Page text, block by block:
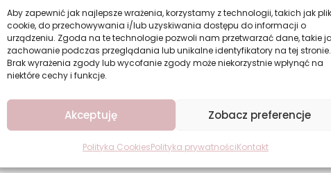
Aby zapewnić jak najlepsze wrażenia, korzystamy z technologii, takich jak
cookie, do przechowywania i/lub uzyskiwania dostępu do informacji o
urządzeniu. Zgoda na te technologie pozwoli nam przetwarzać dane, takie
zachowanie podczas przeglądania lub unikalne identyfikatory na tej stronie.
Brak wyrażenia zgody lub wycofanie zgody może niekorzystnie wpłynąć na
niektóre cechy i funkcje.
Akceptuję Zobacz preferencje
Polityka CookiesPolityka prywatnościKontakt
Inelia Ultra Soft Hand
Therapy
10,67zł
Dodaj do koszyka